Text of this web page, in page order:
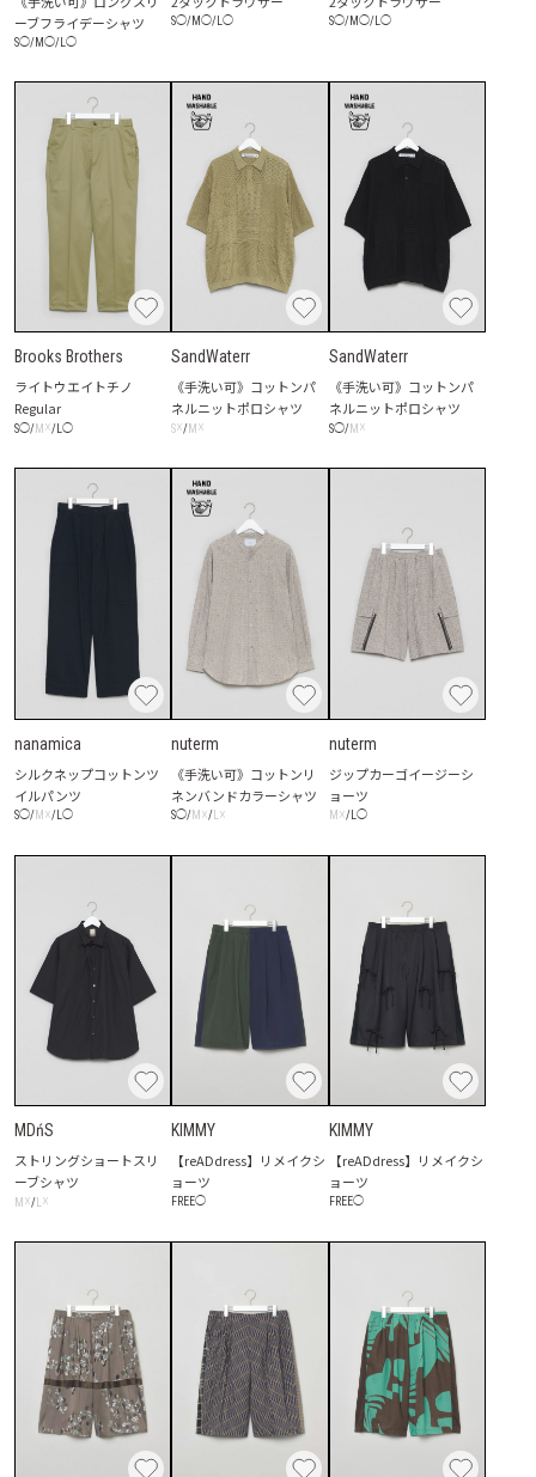
ーブフライデーシャツ
S◯/M◯/ ◯
S◯/M◯/ L◯ S◯/M◯/L ◯
Brooks Brothers
ライトウエイトチノ
Regular
S◯/M ☓/ ◯
SandWaterr
《手洗い可》コットンパ
ネルニットポロシャツ
S☓/M ☓
SandWaterr
《手洗い可》コットンパ
ネルニットポロシャツ
S◯/M ☓
nanamica
シルクネップコットンツ
イルパンツ
S◯/ M ☓/L◯
nuterm
《手洗い可》コットンリ
ネンバンドカラーシャツ
S◯/ M ☓/ L☓
nuterm
ジップカーゴイージーシ
ョーツ
M ☓/L◯
MDńS
ストリングショートスリ
ーブシャツ
M ☓/ ☓
KIMMY
【reADdress】リメイクシ
ョーツ
FREE◯
KIMMY
【reADdress】リメイクシ
ョーツ
FREE◯